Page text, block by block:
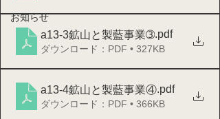
お知らせ
a13-3鉱山と製藍事業➂.pdf
ダウンロード：PDF • 327KB
a13-4鉱山と製藍事業④.pdf
ダウンロード：PDF • 366KB